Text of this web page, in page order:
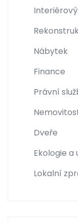
Nábytek
Finance
Právní
Dveře
Ekologie a
Lokalní